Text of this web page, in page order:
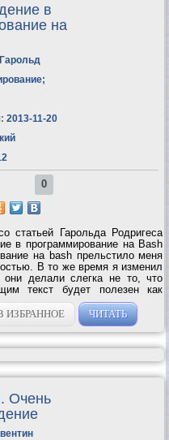
в
на
;
2013-11-20
0
статьей Гарольда Родригеса
в программирование на Bash
на bash прельстило меня
В то же время я изменил
они делали слегка не то, что
текст будет полезен как
скриптов. Опытным — как
ИЗБРАННОЕ ЧИТАТЬ
Очень